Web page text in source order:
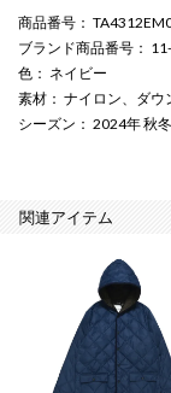
商品番号 ：
ブランド商品番号 ：
色 ： ネイビー
素材 ： ナイロン、ダ
シーズン ： 2024年 秋冬
関連アイテム